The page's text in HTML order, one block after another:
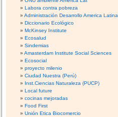
Labora contra pobreza
Administración Desarrollo America Latina
Diccionario Ecológico
McKinsey Institute
Ecosalud
Sindemias
Amasterdam Institute Social Sciences
Ecosocial
proyecto milenio
Ciudad Nuestra (Perú)
Inst.Ciencias Naturaleza (PUCP)
Local future
cocinas mejoradas
Food First
Unión Etica Biocomercio